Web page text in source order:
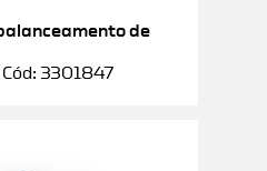
de
3301847